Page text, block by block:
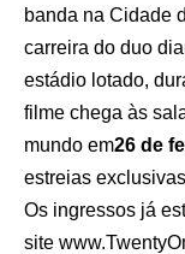
banda na Cidade
carreira do duo
estádio lotado,
filme chega às
mundo em26 de
estreias
Os ingressos já
site